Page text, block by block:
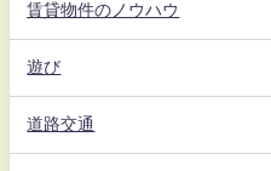
賃貸物件のノウハウ
遊び
道路交通